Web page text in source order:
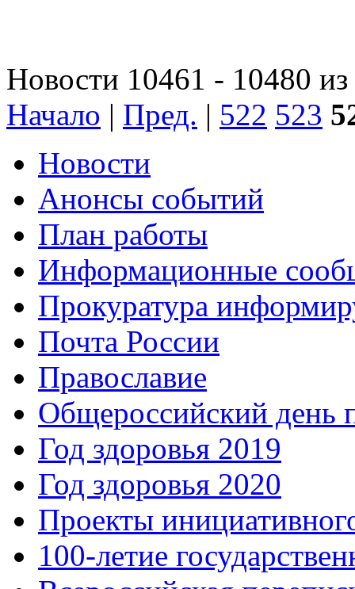
Новости 10461 - 10480
Начало | Пред. | 522 523
Новости
Анонсы событий
План работы
Информационные
Прокуратура
Почта России
Православие
Общероссийский день
Год здоровья 2019
Год здоровья 2020
Проекты
100-летие